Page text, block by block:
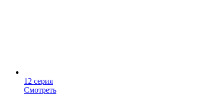
12 серия
Смотреть